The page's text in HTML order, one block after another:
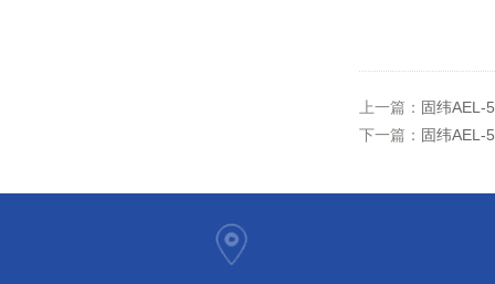
上一篇： 固纬AEL-
下一篇： 固纬AEL-